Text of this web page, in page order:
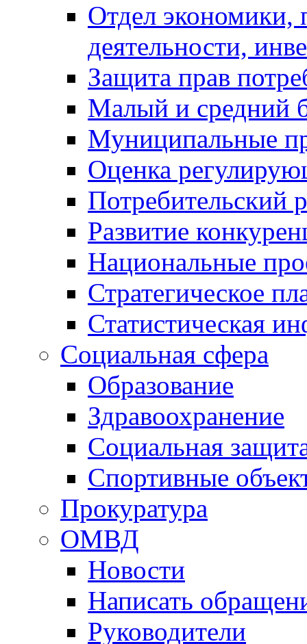
Отдел экономики,
деятельности,
Защита прав
Малый и средний
Муниципальные
Оценка
Потребительский
Развитие
Национальные
Стратегическое
Статистическая
Социальная сфера
Образование
Здравоохранение
Социальная
Спортивные
Прокуратура
ОМВД
Новости
Написать
Руководители